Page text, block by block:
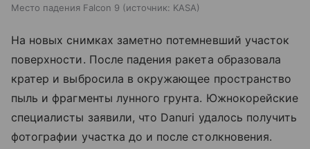
Место падения Falcon 9 источник: KASA
На новых снимках заметно потемневший участок
поверхности. После падения ракета образовала
кратер и выбросила в окружающее пространство
пыль и фрагменты лунного грунта. Южнокорейские
специалисты заявили, что Danuri удалось получить
фотографии участка до и после столкновения.